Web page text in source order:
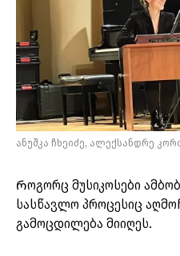
ანუშკა ჩხეიძე, ალექსანდრე
Როგორც მუსიკოსები
სასწავლო პროცესიც
გამოცდილება მიიღეს.